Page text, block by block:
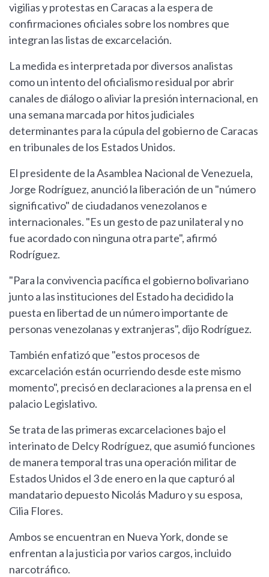
vigilias y protestas en Caracas a la espera de
confirmaciones oficiales sobre los nombres que
integran las listas de excarcelación.
La medida es interpretada por diversos analistas
como un intento del oficialismo residual por abrir
canales de diálogo o aliviar la presión internacional, en
una semana marcada por hitos judiciales
determinantes para la cúpula del gobierno de Caracas
en tribunales de los Estados Unidos.
El presidente de la Asamblea Nacional de Venezuela,
Jorge Rodríguez, anunció la liberación de un "número
significativo" de ciudadanos venezolanos e
internacionales. "Es un gesto de paz unilateral y no
fue acordado con ninguna otra parte", afirmó
Rodríguez.
"Para la convivencia pacífica el gobierno bolivariano
junto a las instituciones del Estado ha decidido la
puesta en libertad de un número importante de
personas venezolanas y extranjeras", dijo Rodríguez.
También enfatizó que "estos procesos de
excarcelación están ocurriendo desde este mismo
momento", precisó en declaraciones a la prensa en el
palacio Legislativo.
Se trata de las primeras excarcelaciones bajo el
interinato de Delcy Rodríguez, que asumió funciones
de manera temporal tras una operación militar de
Estados Unidos el 3 de enero en la que capturó al
mandatario depuesto Nicolás Maduro y su esposa,
Cilia Flores.
Ambos se encuentran en Nueva York, donde se
enfrentan a la justicia por varios cargos, incluido
narcotráfico.